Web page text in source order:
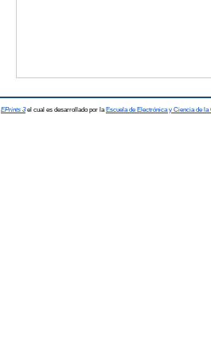
EPrints 3el cual es desarrollado por la Escuela de Electrónica y Ciencia de la